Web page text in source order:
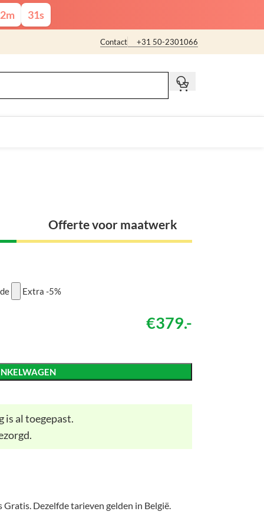
m 29s
Contact +31 50-2301066
Offerte voor maatwerk
Extra -5%
€379.-
is al toegepast.
Dezelfde tarieven gelden in België.